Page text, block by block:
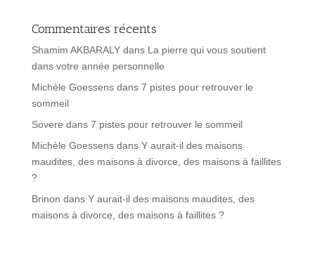
Commentaires récents
Shamim AKBARALYdans La pierre qui vous soutient
dans votre année personnelle
Michèle Goessensdans 7 pistes pour retrouver le
sommeil
Sovere dans 7 pistes pour retrouver le sommeil
Michèle Goessensdans Y aurait-il des maisons
maudites, des maisons à divorce, des maisons à faillites
?
Brinon dans Y aurait-il des maisons maudites, des
maisons à divorce, des maisons à faillites ?